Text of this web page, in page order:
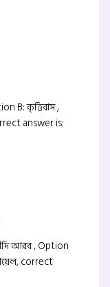
B: কৃত্তিবাস ,
answer is:
আরব , Option
correct